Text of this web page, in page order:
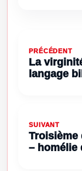
PRÉCÉDENT
La
langage
SUIVANT
Troisième
– homélie